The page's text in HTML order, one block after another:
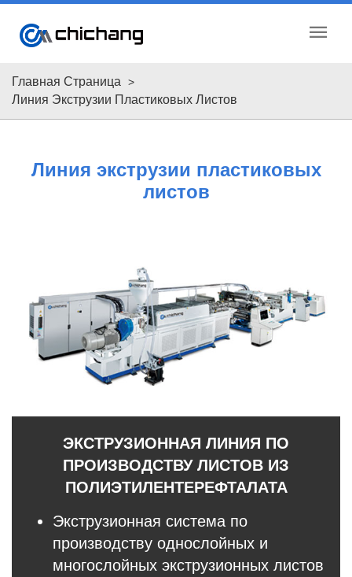
menu
Главная Страница
Линия Экструзии Пластиковых Листов
Линия экструзии пластиковых
листов
ЭКСТРУЗИОННАЯ ЛИНИЯ ПО
ПРОИЗВОДСТВУ ЛИСТОВ ИЗ
ПОЛИЭТИЛЕНТЕРЕФТАЛАТА
Экструзионная система по
производству однослойных и
многослойных экструзионных листов